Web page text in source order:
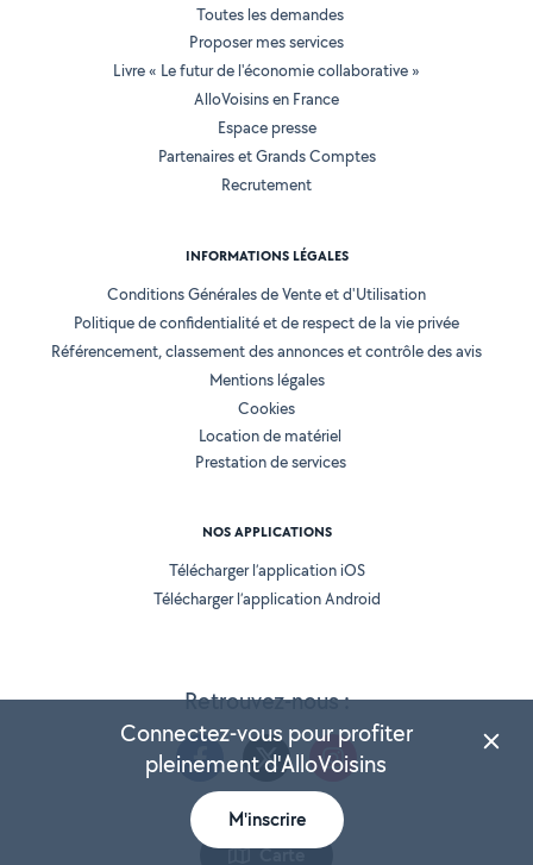
Carte
Retrouvez-nous :
Toutes les demandes
Proposer mes services
Livre « Le futur de l'économie collaborative »
AlloVoisins en France
Espace presse
Partenaires et Grands Comptes
Recrutement
INFORMATIONS LÉGALES
Conditions Générales de Vente et d'Utilisation
Politique de confidentialité et de respect de la vie privée
Référencement, classement des annonces et contrôle des avis
Mentions légales
Cookies
Location de matériel
Prestation de services
NOS APPLICATIONS
Télécharger l’application iOS
Télécharger l’application Android
Connectez-vous pour profiter
pleinement d'AlloVoisins
M'inscrire